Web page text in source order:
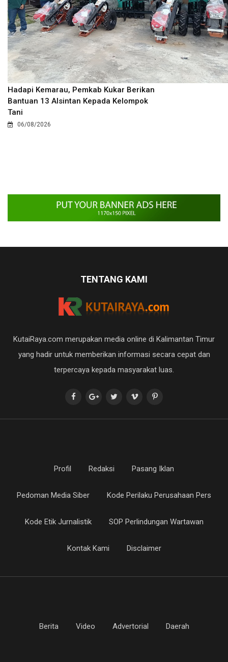
Hadapi Kemarau, Pemkab Kukar Berikan
Bantuan 13 Alsintan Kepada Kelompok
Tani
06/08/2026
TENTANG KAMI
KutaiRaya.com merupakan media online di Kalimantan Timur
yang hadir untuk memberikan informasi secara cepat dan
terpercaya kepada masyarakat luas.
Profil Redaksi Pasang Iklan
Pedoman Media Siber Kode Perilaku Perusahaan Pers
Kode Etik Jurnalistik SOP Perlindungan Wartawan
Kontak Kami Disclaimer
Berita Video Advertorial Daerah